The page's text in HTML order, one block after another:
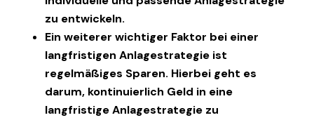
zu entwickeln.
Ein weiterer wichtiger Faktor bei einer
langfristigen Anlagestrategie ist
regelmäßiges Sparen. Hierbei geht es
darum, kontinuierlich Geld in eine
langfristige Anlagestrategie zu